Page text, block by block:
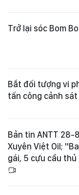
Trở lại sóc Bom Bo
Bắt đối tượng vi
tấn công cảnh sát
Bản tin ANTT 28-
Xuyên Việt Oil;
gái, 5 cựu cầu